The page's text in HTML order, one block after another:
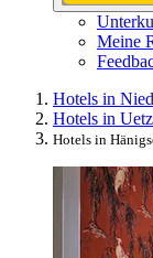
Meine
Hotels in
Hotels in
Hotels in